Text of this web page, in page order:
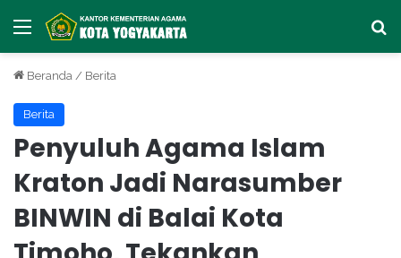
Menu
Beranda / Berita
Berita
Penyuluh Agama Islam
Kraton Jadi Narasumber
BINWIN di Balai Kota